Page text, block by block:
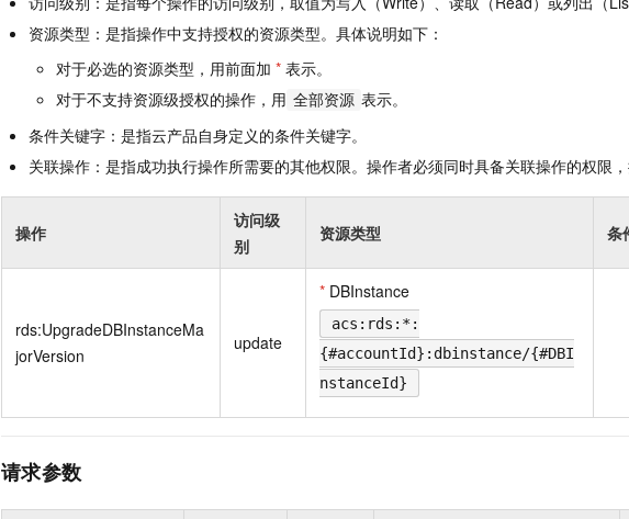
资源类型：是指操作中支持授权的资源类型。具体说明如下：
对于必选的资源类型，用前面加 * 表示。
对于不支持资源级授权的操作，用 全部资源 表示。
条件关键字：是指云产品自身定义的条件关键字。
关联操作：是指成功执行操作所需要的其他权限。操作者必须同时具备关联操作的权限
操作
访问级
别
资源类型 条
rds:UpgradeDBInstanceMa
jorVersion
update
* DBInstance
acs:rds:*:
{#accountId}:dbinstance/{#DBI
nstanceId}
请求参数